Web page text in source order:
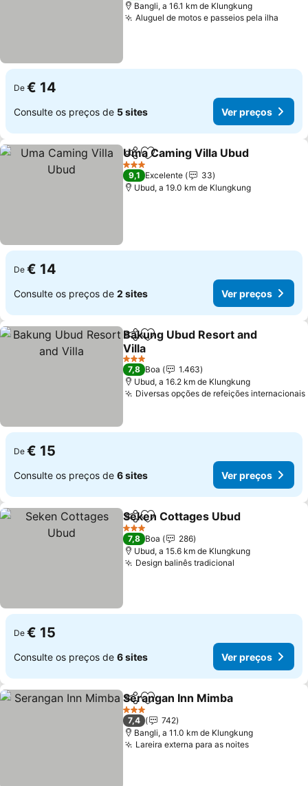
Bangli, a 16.1 km de Klungkung
Aluguel de motos e passeios pela ilha
De € 14
Consulte os preços de 5 sites Ver preços
PartilharAdicionar aos favoritos
Uma Caming Villa Ubud
3 Estrelas
9,1 Excelente
33
Ubud, a 19.0 km de Klungkung
De € 14
Consulte os preços de 2 sites Ver preços
PartilharAdicionar aos favoritos
Bakung Ubud Resort and
Villa
Ver preços
3 Estrelas
7,8 Boa
1.463
Ubud, a 16.2 km de Klungkung
Diversas opções de refeições internacionais
De € 15
Consulte os preços de 6 sites Ver preços
PartilharAdicionar aos favoritos
Seken Cottages Ubud
3 Estrelas
7,8 Boa
286
Ubud, a 15.6 km de Klungkung
Design balinês tradicional
De € 15
Consulte os preços de 6 sites Ver preços
PartilharAdicionar aos favoritos
Serangan Inn Mimba
3 Estrelas
7,4
742
Bangli, a 11.0 km de Klungkung
Lareira externa para as noitesVer preços